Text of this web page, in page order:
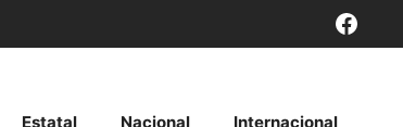
Estatal Nacional Internacional